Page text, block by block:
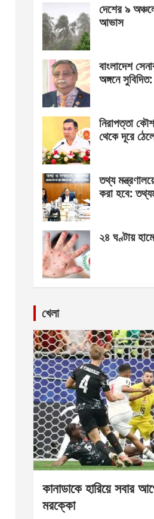
দেশের ৯
আভাস
বাংলাদেশ
অঙ্গনে সুবিদিত:
নিরাপত্তা
থেকে দূরে
তথ্য
করা হবে:
২৪ ঘণ্টায়
খেলা
কানাডাকে হারিয়ে সবার
মরক্কো